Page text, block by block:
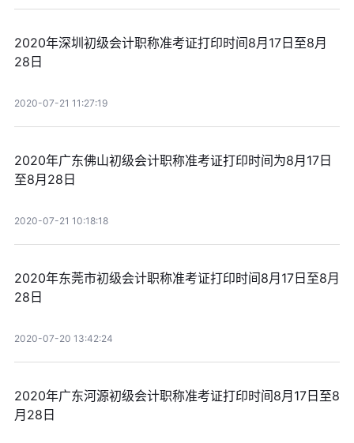
2020年深圳初级会计职称准考证打印时间8月17日至8月
28日
2020-07-21 11:27:19
2020年广东佛山初级会计职称准考证打印时间为8月17日
至8月28日
2020-07-21 10:18:18
2020年东莞市初级会计职称准考证打印时间8月17日至8月
28日
2020-07-20 13:42:24
2020年广东河源初级会计职称准考证打印时间8月17日至8
月28日